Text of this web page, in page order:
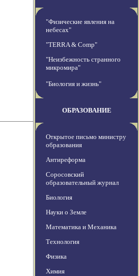
"Физические явления на
небесах"
"TERRA & Comp"
"Неизбежность странного
микромира"
"Биология и жизнь"
ОБРАЗОВАНИЕ
Открытое письмо министру
образования
Антиреформа
Соросовский
образовательный журнал
Биология
Науки о Земле
Математика и Механика
Технология
Физика
Химия